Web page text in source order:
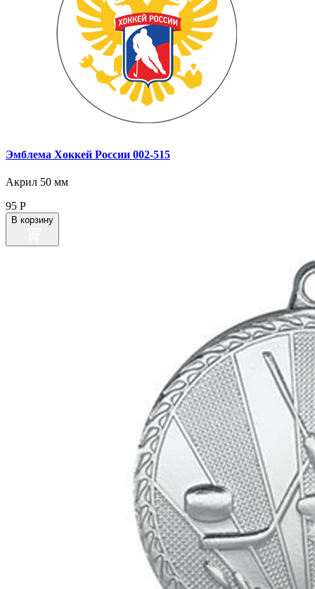
Эмблема Хоккей России 002‑515
Акрил 50 мм
95 Р
В корзину